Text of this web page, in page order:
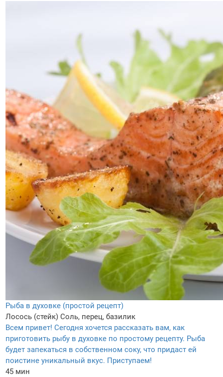
Рыба в духовке (простой рецепт)
Лосось (стейк) Соль, перец, базилик
Всем привет! Сегодня хочется рассказать вам, как
приготовить рыбу в духовке по простому рецепту. Рыба
будет запекаться в собственном соку, что придаст ей
поистине уникальный вкус. Приступаем!
45 мин